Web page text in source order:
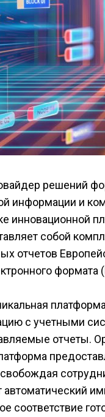
решений
информации и
инновационной
собой
отчетов
формата
с учетными
отчеты.
соответствие